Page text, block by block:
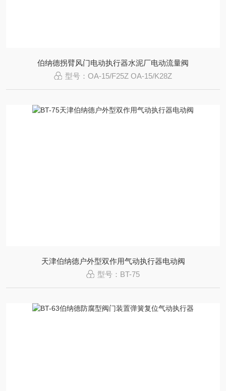
伯纳德拐臂风门电动执行器水泥厂电动流量阀
型号：OA-15/F25Z OA-15/K28Z
天津伯纳德户外型双作用气动执行器电动阀
型号：BT-75